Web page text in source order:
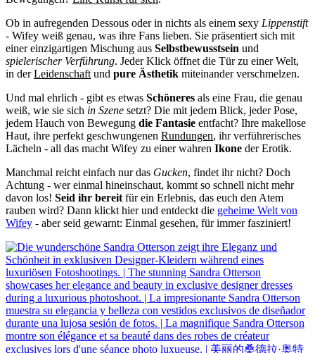
Ob in aufregenden Dessous oder in nichts als einem sexy Lippenstift
- Wifey weiß genau, was ihre Fans lieben. Sie präsentiert sich mit
einer einzigartigen Mischung aus Selbstbewusstsein und
spielerischer Verführung. Jeder Klick öffnet die Tür zu einer Welt,
in derLeidenschaft und pure Ästhetik miteinander verschmelzen.
Und mal ehrlich - gibt es etwas Schöneres als eine Frau, die genau
weiß, wie sie sich in Szene setzt? Die mit jedem Blick, jeder Pose,
jedem Hauch von Bewegung die Fantasie entfacht? Ihre makellose
Haut, ihre perfekt geschwungenen Rundungen, ihr verführerisches
Lächeln - all das macht Wifey zu einer wahren Ikone der Erotik.
Manchmal reicht einfach nur das Gucken, findet ihr nicht? Doch
Achtung - wer einmal hineinschaut, kommt so schnell nicht mehr
davon los! Seid ihr bereit für ein Erlebnis, das euch den Atem
rauben wird? Dann klickt hier und entdeckt die geheime Welt von
Wifey - aber seid gewarnt: Einmal gesehen, für immer fasziniert!